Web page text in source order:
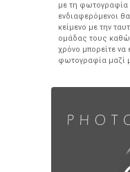
με τη φωτογραφία
ενδιαφερόμενοι
κείμενο με την
ομάδας τους
χρόνο μπορείτε να
φωτογραφία μαζί